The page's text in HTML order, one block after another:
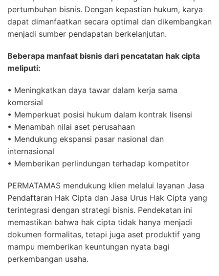
pertumbuhan bisnis. Dengan kepastian hukum, karya
dapat dimanfaatkan secara optimal dan dikembangkan
menjadi sumber pendapatan berkelanjutan.
Beberapa manfaat bisnis dari pencatatan hak cipta
meliputi:
• Meningkatkan daya tawar dalam kerja sama
komersial
• Memperkuat posisi hukum dalam kontrak lisensi
• Menambah nilai aset perusahaan
• Mendukung ekspansi pasar nasional dan
internasional
• Memberikan perlindungan terhadap kompetitor
PERMATAMAS mendukung klien melalui layanan Jasa
Pendaftaran Hak Cipta dan Jasa Urus Hak Cipta yang
terintegrasi dengan strategi bisnis. Pendekatan ini
memastikan bahwa hak cipta tidak hanya menjadi
dokumen formalitas, tetapi juga aset produktif yang
mampu memberikan keuntungan nyata bagi
perkembangan usaha.